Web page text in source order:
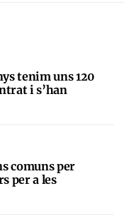
tenim uns 120
i s’han
comuns per
per a les